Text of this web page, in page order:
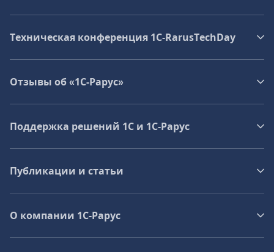
Техническая конференция 1C‑RarusTechDay
Отзывы об «1С-Рарус»
Поддержка решений 1С и 1С‑Рарус
Публикации и статьи
О компании 1C-Рарус